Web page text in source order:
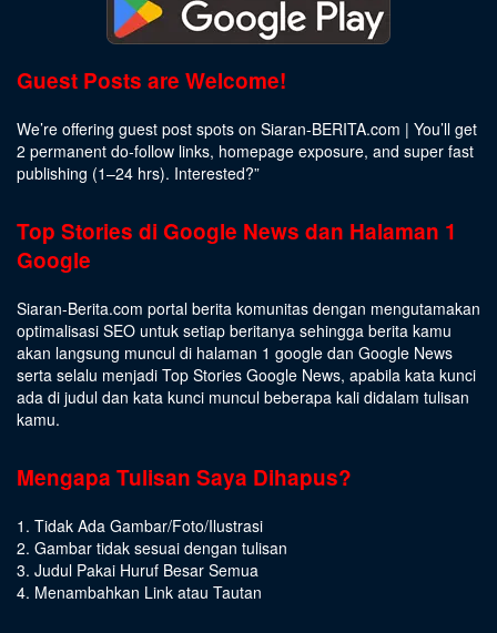
Guest Posts are Welcome!
We’re offering guest post spots on Siaran-BERITA.com | You’ll get
2 permanent do-follow links, homepage exposure, and super fast
publishing (1–24 hrs). Interested?”
Top Stories di Google News dan Halaman 1
Google
Siaran-Berita.com portal berita komunitas dengan mengutamakan
optimalisasi SEO untuk setiap beritanya sehingga berita kamu
akan langsung muncul di halaman 1 google dan Google News
serta selalu menjadi Top Stories Google News, apabila kata kunci
ada di judul dan kata kunci muncul beberapa kali didalam tulisan
kamu.
Mengapa Tulisan Saya Dihapus?
1. Tidak Ada Gambar/Foto/Ilustrasi
2. Gambar tidak sesuai dengan tulisan
3. Judul Pakai Huruf Besar Semua
4. Menambahkan Link atau Tautan